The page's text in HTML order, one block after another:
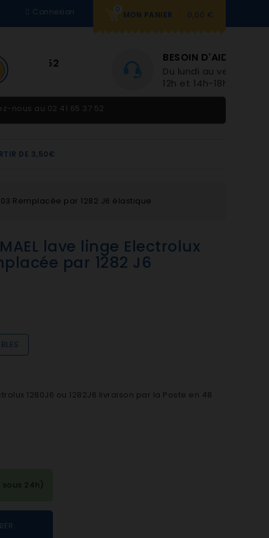
0
MON PANIER 0,00 €
Connexion
BESOIN D'AIDE
Du lundi au vendredi 9h-
12h et 14h-18h
nous au 02 41 65 37 52
DE 3,50€
Remplacée par 1282 J6 élastique
lave linge Electrolux
par 1282 J6
1280J6 ou 1282J6 livraison par la Poste en 48
24h)